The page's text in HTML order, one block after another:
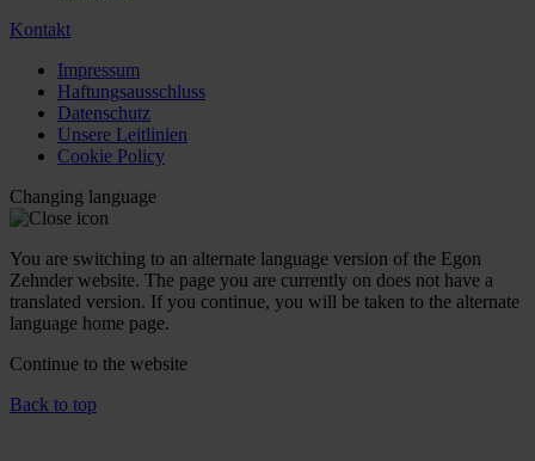
Kontakt
Impressum
Haftungsausschluss
Datenschutz
Unsere Leitlinien
Cookie Policy
Changing language
You are switching to an alternate language version of the Egon
Zehnder website. The page you are currently on does not have a
translated version. If you continue, you will be taken to the alternate
language home page.
Continue to the website
Back to top